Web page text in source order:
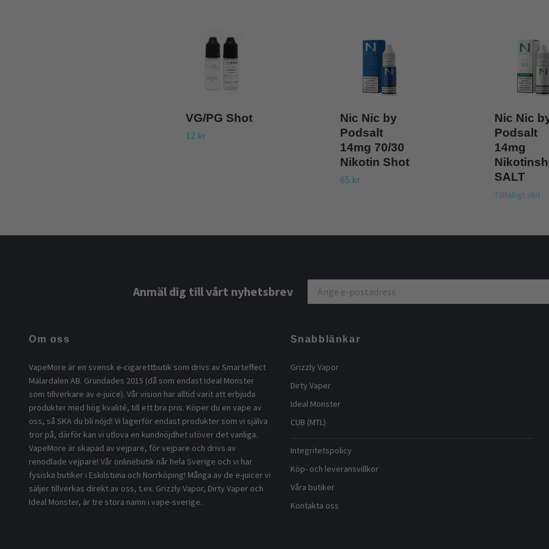
VG/PG Shot
12 kr
Nic Nic by
Podsalt
14mg 70/30
Nikotin Shot
65 kr
Nic Nic
Podsalt
14mg
SALT
Tillfälligt slut
Anmäl dig till vårt nyhetsbrev
Om oss
VapeMore är en svensk e-cigarettbutik som drivs av Smarteffect
Mälardalen AB. Grundades 2015 (då som endast Ideal Monster
som tillverkare av e-juice). Vår vision har alltid varit att erbjuda
produkter med hög kvalité, till ett bra pris. Köper du en vape av
oss, så SKA du bli nöjd! Vi lagerför endast produkter som vi själva
tror på, därför kan vi utlova en kundnöjdhet utöver det vanliga.
VapeMore är skapad av vejpare, för vejpare och drivs av
renodlade vejpare! Vår onlinebutik når hela Sverige och vi har
fysiska butiker i Eskilstuna och Norrköping! Många av de e-juicer vi
säljer tillverkas direkt av oss, t.ex. Grizzly Vapor, Dirty Vaper och
Ideal Monster, är tre stora namn i vape-sverige.
Snabblänkar
Grizzly Vapor
Dirty Vaper
Ideal Monster
CUB (MTL)
Integritetspolicy
Köp- och leveransvillkor
Våra butiker
Kontakta oss